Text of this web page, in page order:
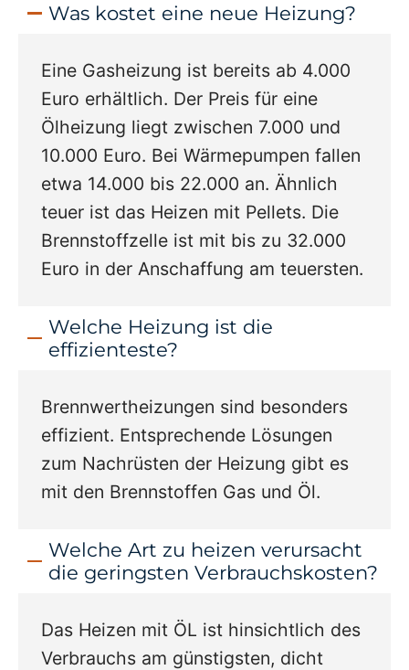
Was kostet eine neue Heizung?
Eine Gasheizung ist bereits ab 4.000
Euro erhältlich. Der Preis für eine
Ölheizung liegt zwischen 7.000 und
10.000 Euro. Bei Wärmepumpen fallen
etwa 14.000 bis 22.000 an. Ähnlich
teuer ist das Heizen mit Pellets. Die
Brennstoffzelle ist mit bis zu 32.000
Euro in der Anschaffung am teuersten.
Welche Heizung ist die
effizienteste?
Brennwertheizungen sind besonders
effizient. Entsprechende Lösungen
zum Nachrüsten der Heizung gibt es
mit den Brennstoffen Gas und Öl.
Welche Art zu heizen verursacht
die geringsten Verbrauchskosten?
Das Heizen mit ÖL ist hinsichtlich des
Verbrauchs am günstigsten, dicht